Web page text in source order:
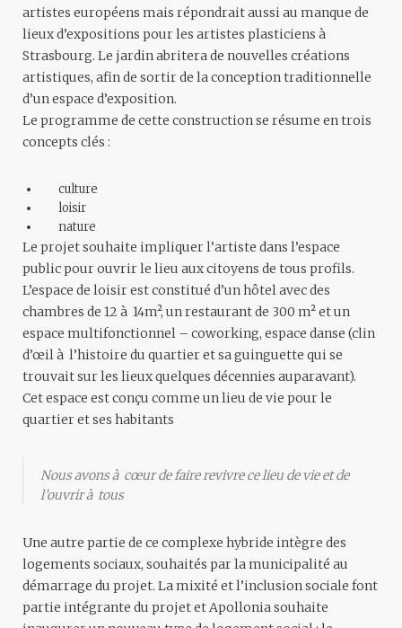
artistes européens mais répondrait aussi au manque de
lieux d’expositions pour les artistes plasticiens à
Strasbourg. Le jardin abritera de nouvelles créations
artistiques, afin de sortir de la conception traditionnelle
d’un espace d’exposition.
Le programme de cette construction se résume en trois
concepts clés :
culture
loisir
nature
Le projet souhaite impliquer l’artiste dans l’espace
public pour ouvrir le lieu aux citoyens de tous profils.
L’espace de loisir est constitué d’un hôtel avec des
chambres de 12 à 14m², un restaurant de 300 m² et un
espace multifonctionnel – coworking, espace danse (clin
d’œil à l’histoire du quartier et sa guinguette qui se
trouvait sur les lieux quelques décennies auparavant).
Cet espace est conçu comme un lieu de vie pour le
quartier et ses habitants
Nous avons à cœur de faire revivre ce lieu de vie et de
l’ouvrir à tous
Une autre partie de ce complexe hybride intègre des
logements sociaux, souhaités par la municipalité au
démarrage du projet. La mixité et l’inclusion sociale font
partie intégrante du projet et Apollonia souhaite